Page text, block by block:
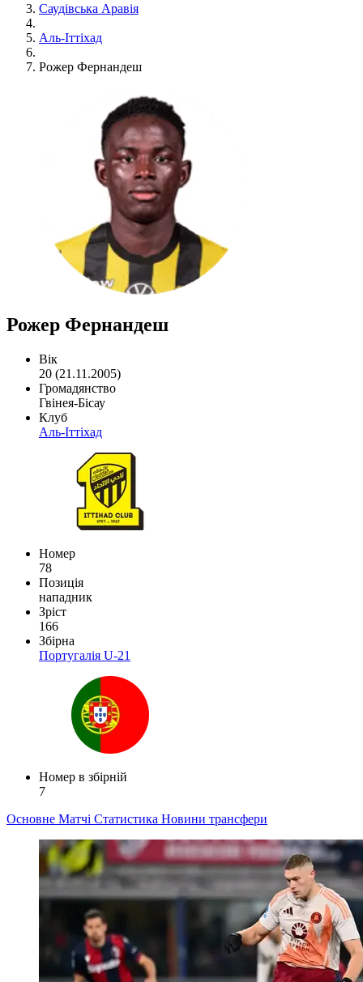
Саудівська Аравія
Аль-Іттіхад
Рожер Фернандеш
Рожер Фернандеш
Вік
20 (21.11.2005)
Громадянство
Гвінея-Бісау
Клуб
Аль-Іттіхад
Номер
78
Позиція
нападник
Зріст
166
Збірна
Португалія U-21
Номер в збірній
7
Основне Матчі Статистика Новини трансфери